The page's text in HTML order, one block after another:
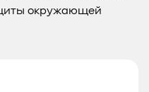
окружающей